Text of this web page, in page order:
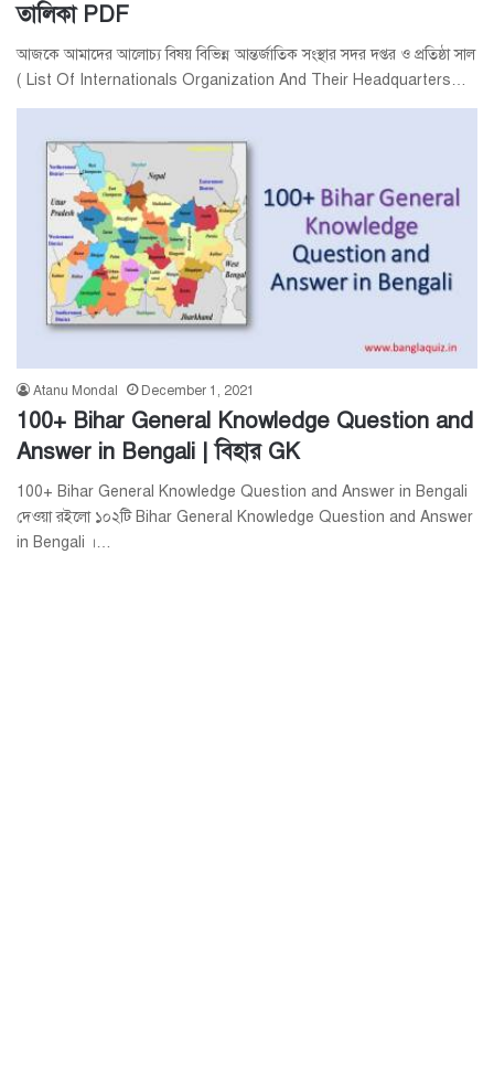
তালিকা PDF
আজকে আমাদের আলোচ্য বিষয় বিভিন্ন আন্তর্জাতিক সংস্থার সদর দপ্তর ও প্রতিষ্ঠা সাল
( List Of Internationals Organization And Their Headquarters…
Atanu Mondal December 1, 2021
100+ Bihar General Knowledge Question and
Answer in Bengali | বিহার GK
100+ Bihar General Knowledge Question and Answer in Bengali
দেওয়া রইলো ১০২টি Bihar General Knowledge Question and Answer
in Bengali ।…